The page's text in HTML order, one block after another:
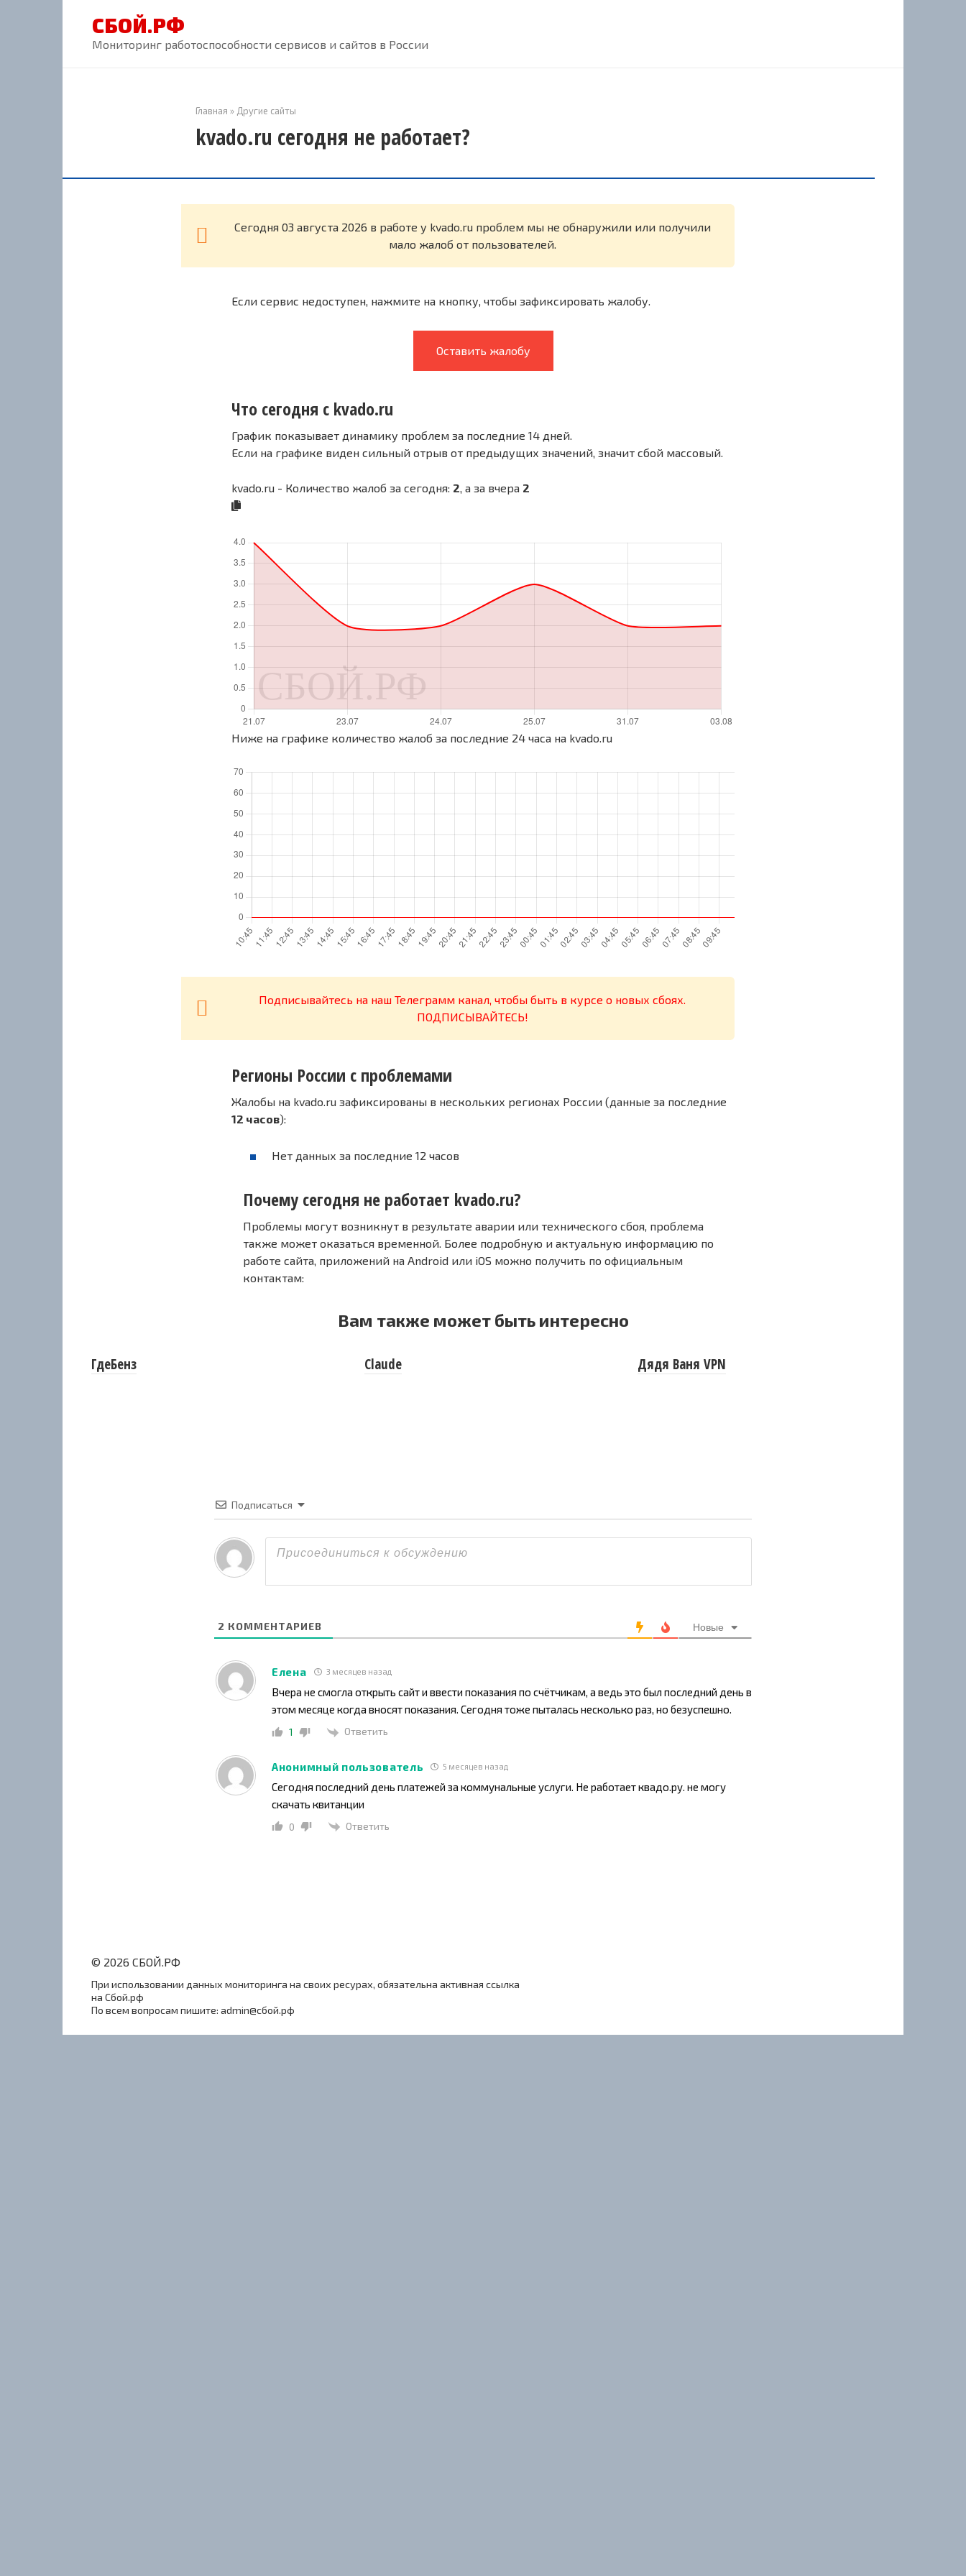
СБОЙ.РФ
Мониторинг работоспособности сервисов и сайтов в России
Главная » Другие сайты
kvado.ru сегодня не работает?
Cегодня 03 августа 2026 в работе у kvado.ru проблем мы не обнаружили или получили
мало жалоб от пользователей.
Если сервис недоступен, нажмите на кнопку, чтобы зафиксировать жалобу.
Оставить жалобу
Что сегодня с kvado.ru
График показывает динамику проблем за последние 14 дней.
Если на графике виден сильный отрыв от предыдущих значений, значит сбой массовый.
kvado.ru - Количество жалоб за сегодня: 2, а за вчера 2
Ниже на графике количество жалоб за последние 24 часа на kvado.ru
Подписывайтесь на наш Телеграмм канал, чтобы быть в курсе о новых сбоях.
ПОДПИСЫВАЙТЕСЬ!
Регионы России с проблемами
Жалобы на kvado.ru зафиксированы в нескольких регионах России (данные за последние
12 часов):
Нет данных за последние 12 часов
Почему сегодня не работает kvado.ru?
Проблемы могут возникнут в результате аварии или технического сбоя, проблема
также может оказаться временной. Более подробную и актуальную информацию по
работе сайта, приложений на Android или iOS можно получить по официальным
контактам:
Вам также может быть интересно
ГдеБенз Claude Дядя Ваня VPN
Подписаться
2 КОММЕНТАРИЕВ Новые
Елена 3 месяцев назад
Вчера не смогла открыть сайт и ввести показания по счётчикам, а ведь это был последний день в
этом месяце когда вносят показания. Сегодня тоже пыталась несколько раз, но безуспешно.
1 Ответить
Анонимный пользователь 5 месяцев назад
Сегодня последний день платежей за коммунальные услуги. Не работает квадо.ру. не могу
скачать квитанции
0 Ответить
© 2026 СБОЙ.РФ
При использовании данных мониторинга на своих ресурах, обязательна активная ссылка
на Сбой.рф
По всем вопросам пишите: admin@сбой.рф